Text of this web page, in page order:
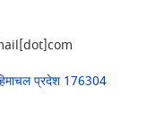
प्रदेश 176304